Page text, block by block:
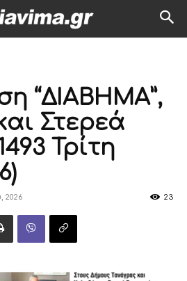
“ΔΙΑΒΗΜΑ”,
Στερεά
Τρίτη
2026 23